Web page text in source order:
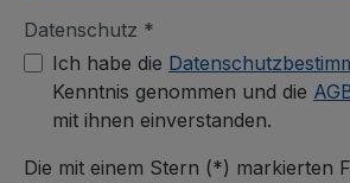
Datenschutz *
Ich habe die
Kenntnis genommen und die
mit ihnen einverstanden.
Die mit einem Stern (*) markierten